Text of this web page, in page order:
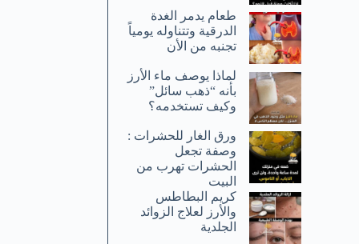
طعام يدمر الغدة
الدرقية وتتناوله يومياً
تجنبه من الأن
لماذا يوصف ماء الأرز
بأنه “ذهب سائل”
وكيف تستخدمه؟
ورق الغار للحشرات :
وصفة تجعل
الحشرات تهرب من
البيت
كريم البطاطس
والأرز لعلاج الزوائد
الجلدية